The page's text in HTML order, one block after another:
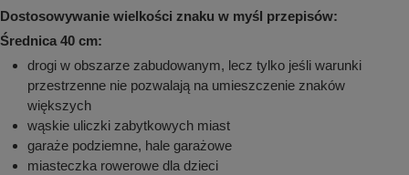
Dostosowywanie wielkości znaku w myśl przepisów:
Średnica 40 cm:
drogi w obszarze zabudowanym, lecz tylko jeśli warunki
przestrzenne nie pozwalają na umieszczenie znaków
większych
wąskie uliczki zabytkowych miast
garaże podziemne, hale garażowe
miasteczka rowerowe dla dzieci